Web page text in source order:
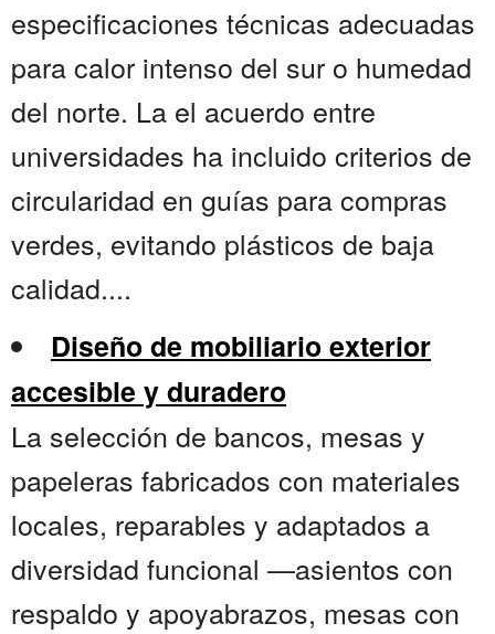
especificaciones técnicas adecuadas
para calor intenso del sur o humedad
del norte. La el acuerdo entre
universidades ha incluido criterios de
circularidad en guías para compras
verdes, evitando plásticos de baja
calidad....
Diseño de mobiliario exterior
accesible y duradero
La selección de bancos, mesas y
papeleras fabricados con materiales
locales, reparables y adaptados a
diversidad funcional —asientos con
respaldo y apoyabrazos, mesas con